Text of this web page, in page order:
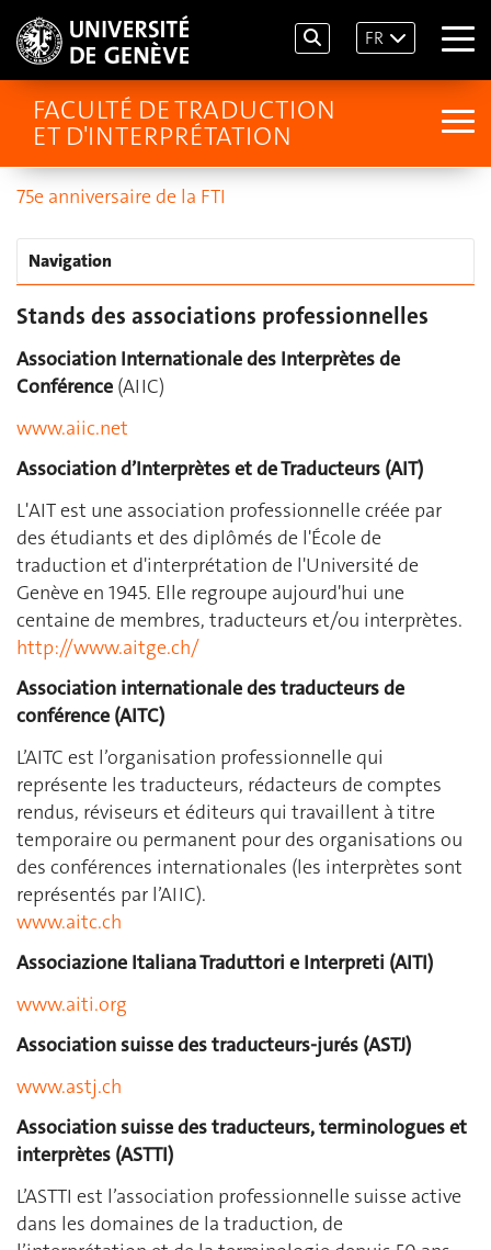
FR
FACULTÉ DE TRADUCTION
ET D'INTERPRÉTATION
75e anniversaire de la FTI
Navigation
Stands des associations professionnelles
Association Internationale des Interprètes de
Conférence (AIIC)
www.aiic.net
Association d’Interprètes et de Traducteurs (AIT)
L'AIT est une association professionnelle créée par
des étudiants et des diplômés de l'École de
traduction et d'interprétation de l'Université de
Genève en 1945. Elle regroupe aujourd'hui une
centaine de membres, traducteurs et/ou interprètes.
http://www.aitge.ch/
Association internationale des traducteurs de
conférence (AITC)
L’AITC est l’organisation professionnelle qui
représente les traducteurs, rédacteurs de comptes
rendus, réviseurs et éditeurs qui travaillent à titre
temporaire ou permanent pour des organisations ou
des conférences internationales (les interprètes sont
représentés par l’AIIC).
www.aitc.ch
Associazione Italiana Traduttori e Interpreti (AITI)
www.aiti.org
Association suisse des traducteurs-jurés (ASTJ)
www.astj.ch
Association suisse des traducteurs, terminologues et
interprètes (ASTTI)
L’ASTTI est l’association professionnelle suisse active
dans les domaines de la traduction, de